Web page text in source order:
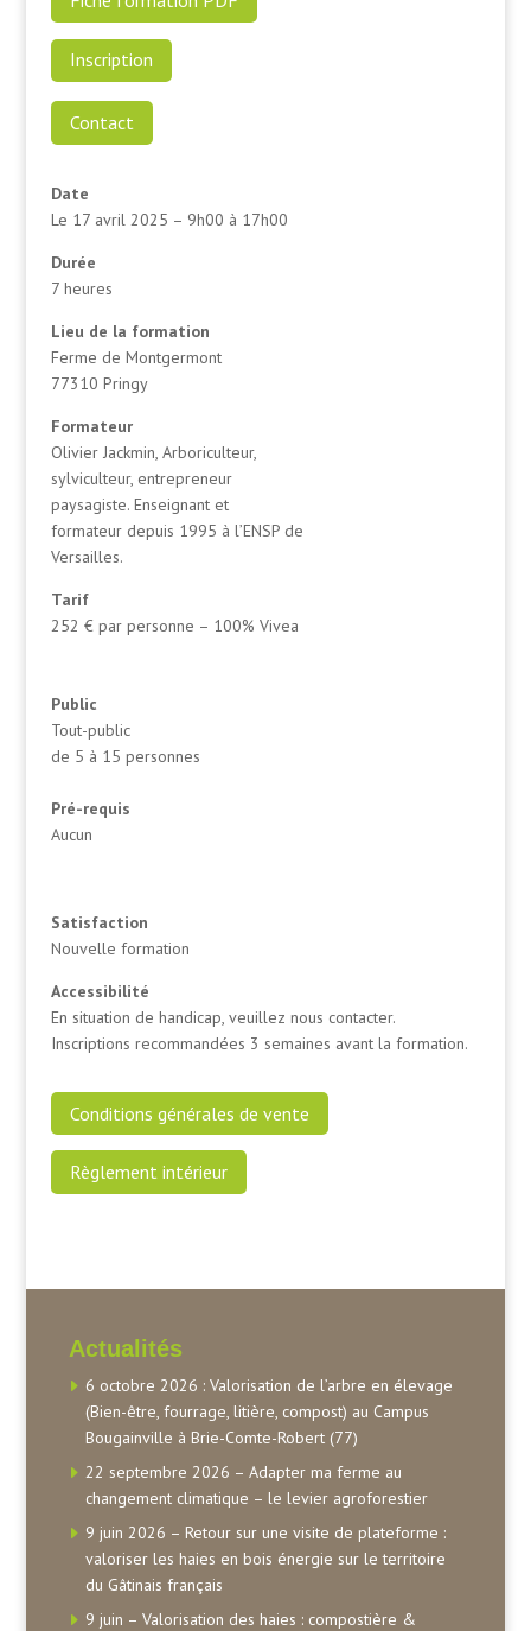
Inscription
Contact
Date
Le 17 avril 2025 – 9h00 à 17h00
Durée
7 heures
Lieu de la formation
Ferme de Montgermont
77310 Pringy
Formateur
Olivier Jackmin, Arboriculteur,
sylviculteur, entrepreneur
paysagiste. Enseignant et
formateur depuis 1995 à l’ENSP de
Versailles.
Tarif
252 € par personne – 100% Vivea
Public
Tout-public
de 5 à 15 personnes
Pré-requis
Aucun
Satisfaction
Nouvelle formation
Accessibilité
En situation de handicap, veuillez nous contacter.
Inscriptions recommandées 3 semaines avant la formation.
Conditions générales de vente
Règlement intérieur
Actualités
6 octobre 2026 : Valorisation de l’arbre en élevage
(Bien-être, fourrage, litière, compost) au Campus
Bougainville à Brie-Comte-Robert (77)
22 septembre 2026 – Adapter ma ferme au
changement climatique – le levier agroforestier
9 juin 2026 – Retour sur une visite de plateforme :
valoriser les haies en bois énergie sur le territoire
du Gâtinais français
9 juin – Valorisation des haies : compostière &